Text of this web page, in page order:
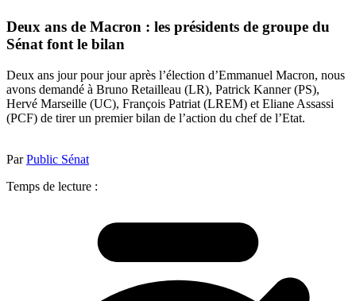
Deux ans de Macron : les présidents de groupe du
Sénat font le bilan
Deux ans jour pour jour après l’élection d’Emmanuel Macron, nous
avons demandé à Bruno Retailleau (LR), Patrick Kanner (PS),
Hervé Marseille (UC), François Patriat (LREM) et Eliane Assassi
(PCF) de tirer un premier bilan de l’action du chef de l’Etat.
ParPublic Sénat
Temps de lecture :